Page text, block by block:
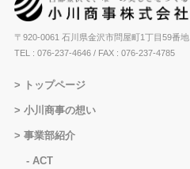
〒920-0061 石川県金沢市問屋町1丁目59番地
TEL : 076-237-4646/ FAX : 076-237-4785
トップページ
小川商事の想い
事業部紹介
ACT